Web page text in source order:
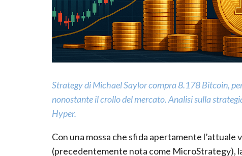
Strategy di Michael Saylor compra 8.178 Bitcoin,
nonostante il crollo del mercato. Analisi sulla
Hyper.
Con una mossa che sfida apertamente l’attuale
(precedentemente nota come MicroStrategy),